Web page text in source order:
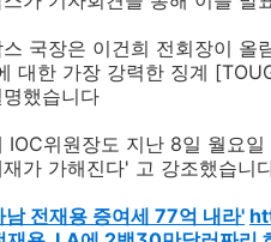
국장은 이건희 전회장이 올
대한 가장 강력한 징계
했습니다
IOC위원장도 지난 8일 월요
가 가해진다' 고 강조했습니
남 전재용 증여세 77억 내라'